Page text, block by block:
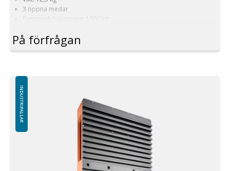
3 öppna medar
Dynamisk belastning: 1000 kg
Pallställ: 400 kg
Material: PE konduktiv
Logistik: 16 st/pallplatser (120x80x240 cm)
Toppkant: Utan toppkant/ 7 mm toppkant/ 22 mm toppkant på
utsidan av pallen
Minsta beställning: 3 ppl, 48st
Ladda ner alternativen för denna plastpall
Plastpall IP-CS-1-12080-CR
Plastpall IP-CS-1-12080CRHL
På förfrågan
INDUSTRIPALLAR